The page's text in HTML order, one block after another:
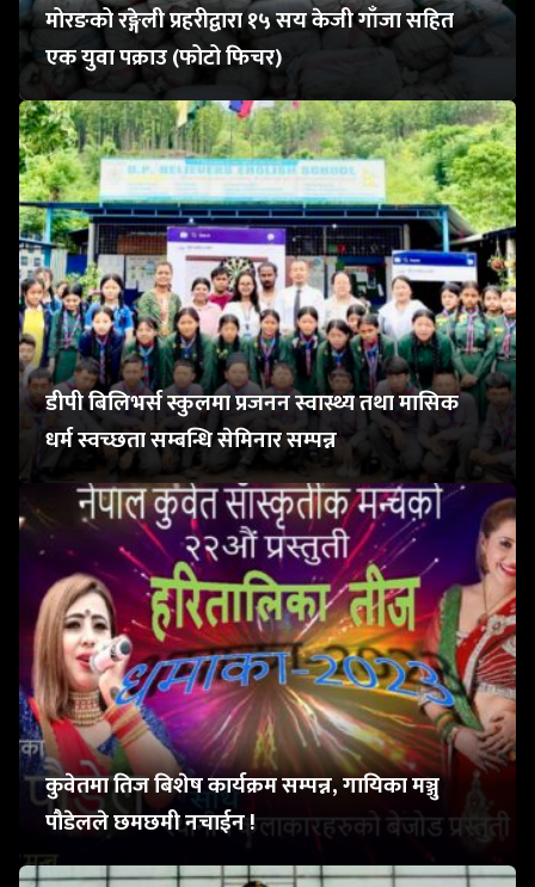
मोरङको रङ्गेली प्रहरीद्वारा १५ सय केजी गाँजा सहित
एक युवा पक्राउ (फोटो फिचर)
डीपी बिलिभर्स स्कुलमा प्रजनन स्वास्थ्य तथा मासिक
धर्म स्वच्छता सम्बन्धि सेमिनार सम्पन्न
कुवेतमा तिज बिशेष कार्यक्रम सम्पन्न, गायिका मञ्जु
पौडेलले छमछमी नचाईन !